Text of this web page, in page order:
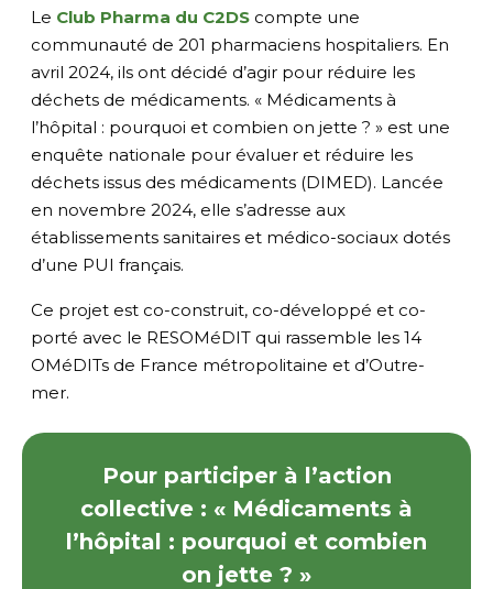
Le Club Pharma du C2DS compte une
communauté de 201 pharmaciens hospitaliers. En
avril 2024, ils ont décidé d’agir pour réduire les
déchets de médicaments. « Médicaments à
l’hôpital : pourquoi et combien on jette ? » est une
enquête nationale pour évaluer et réduire les
déchets issus des médicaments (DIMED). Lancée
en novembre 2024, elle s’adresse aux
établissements sanitaires et médico-sociaux dotés
d’une PUI français.
Ce projet est co-construit, co-développé et co-
porté avec le RESOMéDIT qui rassemble les 14
OMéDITs de France métropolitaine et d’Outre-
mer.
Pour participer à l’action
collective : « Médicaments à
l’hôpital : pourquoi et combien
on jette ? »